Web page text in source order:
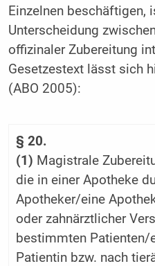
Einzelnen beschäftigen,
Unterscheidung
offizinaler Zubereitung
Gesetzestext lässt sich
(ABO 2005):
§ 20.
(1) Magistrale
die in einer Apotheke
Apotheker/eine
oder zahnärztlicher
bestimmten
Patientin bzw. nach